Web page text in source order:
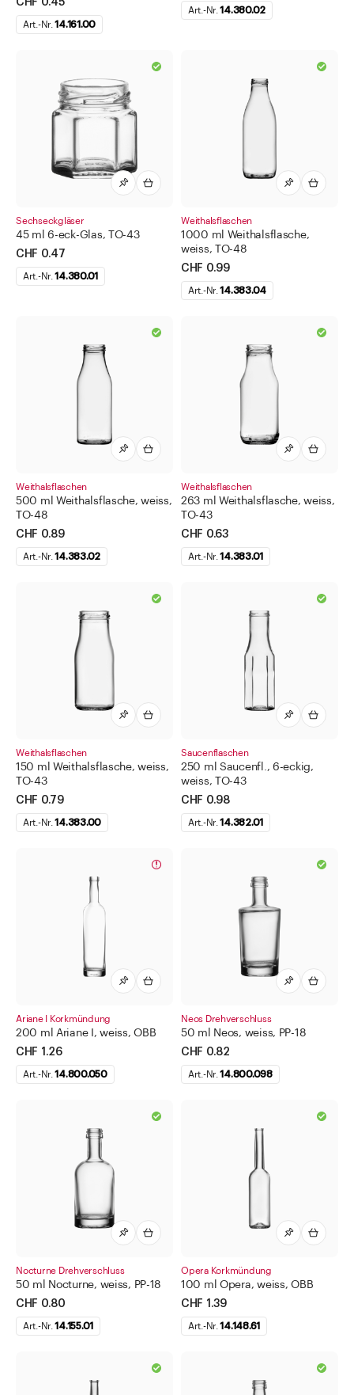
CHF 0.45
Art.-Nr.14.161.00
Art.-Nr.14.380.02
Sechseckgläser
45 ml 6-eck-Glas, TO-43
CHF 0.47
Art.-Nr.14.380.01
Weithalsflaschen
1000 ml Weithalsflasche,
weiss, TO-48
CHF 0.99
Art.-Nr.14.383.04
Weithalsflaschen
500 ml Weithalsflasche, weiss,
TO-48
CHF 0.89
Art.-Nr.14.383.02
Weithalsflaschen
263 ml Weithalsflasche, weiss,
TO-43
CHF 0.63
Art.-Nr.14.383.01
Weithalsflaschen
150 ml Weithalsflasche, weiss,
TO-43
CHF 0.79
Art.-Nr.14.383.00
Saucenflaschen
250 ml Saucenfl., 6-eckig,
weiss, TO-43
CHF 0.98
Art.-Nr.14.382.01
Ariane I Korkmündung
200 ml Ariane I, weiss, OBB
CHF 1.26
Art.-Nr.14.800.050
Neos Drehverschluss
50 ml Neos, weiss, PP-18
CHF 0.82
Art.-Nr.14.800.098
Nocturne Drehverschluss
50 ml Nocturne, weiss, PP-18
CHF 0.80
Art.-Nr.14.155.01
Opera Korkmündung
100 ml Opera, weiss, OBB
CHF 1.39
Art.-Nr.14.148.61